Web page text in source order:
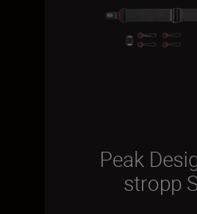
Peak
stropp